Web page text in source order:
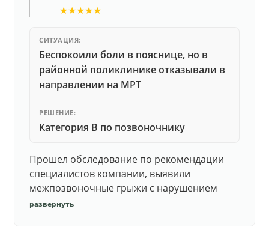
★★★★★
СИТУАЦИЯ:
Беспокоили боли в пояснице, но в
районной поликлинике отказывали в
направлении на МРТ
РЕШЕНИЕ:
Категория В по позвоночнику
Прошел обследование по рекомендации
специалистов компании, выявили
межпозвоночные грыжи с нарушением
функций. Юристы подготовили документы,
развернуть